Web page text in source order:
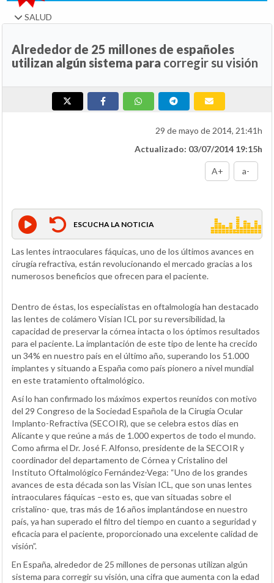
SALUD
Alrededor de 25 millones de españoles
utilizan algún sistema para corregir su visión
29 de mayo de 2014, 21:41h
Actualizado: 03/07/2014 19:15h
A+ a-
ESCUCHA LA NOTICIA
Las lentes intraoculares fáquicas, uno de los últimos avances en
cirugía refractiva, están revolucionando el mercado gracias a los
numerosos beneficios que ofrecen para el paciente.
Dentro de éstas, los especialistas en oftalmología han destacado
las lentes de colámero Visian ICL por su reversibilidad, la
capacidad de preservar la córnea intacta o los óptimos resultados
para el paciente. La implantación de este tipo de lente ha crecido
un 34% en nuestro país en el último año, superando los 51.000
implantes y situando a España como país pionero a nivel mundial
en este tratamiento oftalmológico.
Así lo han confirmado los máximos expertos reunidos con motivo
del 29 Congreso de la Sociedad Española de la Cirugía Ocular
Implanto-Refractiva (SECOIR), que se celebra estos días en
Alicante y que reúne a más de 1.000 expertos de todo el mundo.
Como afirma el Dr. José F. Alfonso, presidente de la SECOIR y
coordinador del departamento de Córnea y Cristalino del
Instituto Oftalmológico Fernández-Vega: “Uno de los grandes
avances de esta década son las Visian ICL, que son unas lentes
intraoculares fáquicas –esto es, que van situadas sobre el
cristalino- que, tras más de 16 años implantándose en nuestro
país, ya han superado el filtro del tiempo en cuanto a seguridad y
eficacia para el paciente, proporcionado una excelente calidad de
visión”.
En España, alrededor de 25 millones de personas utilizan algún
sistema para corregir su visión, una cifra que aumenta con la edad